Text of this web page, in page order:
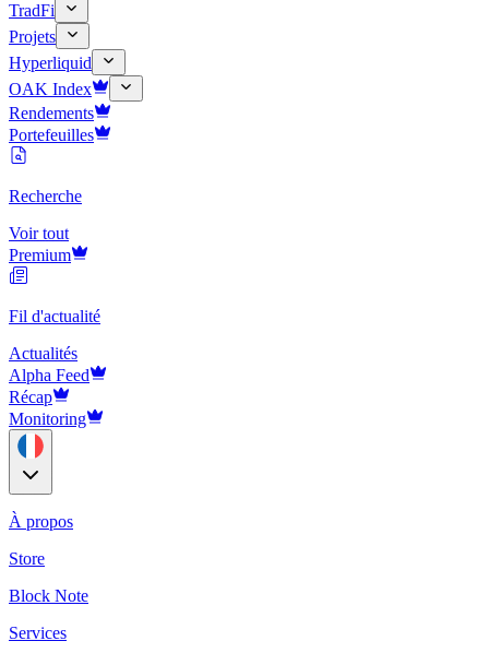
TradFi
Projets
Hyperliquid
OAK Index
Rendements
Portefeuilles
Recherche
Voir tout
Premium
Fil d'actualité
Actualités
Alpha Feed
Récap
Monitoring
À propos
Store
Block Note
Services